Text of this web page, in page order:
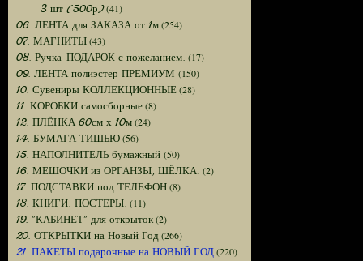
3 шт (500р)(41)
06. ЛЕНТА для ЗАКАЗА от 1м(254)
07. МАГНИТЫ(43)
08. Ручка-ПОДАРОК с пожеланием. (17)
09. ЛЕНТА полиэстер ПРЕМИУМ (150)
10. Сувениры КОЛЛЕКЦИОННЫЕ(28)
11. КОРОБКИ самосборные(8)
12. ПЛЁНКА 60см х 10м(24)
14. БУМАГА ТИШЬЮ(56)
15. НАПОЛНИТЕЛЬ бумажный (50)
16. МЕШОЧКИ из ОРГАНЗЫ, ШЁЛКА. (2)
17. ПОДСТАВКИ под ТЕЛЕФОН(8)
18. КНИГИ. ПОСТЕРЫ. (11)
19. "КАБИНЕТ" для открыток(2)
20. ОТКРЫТКИ на Новый Год (266)
21. ПАКЕТЫ подарочные на НОВЫЙ ГОД(220)